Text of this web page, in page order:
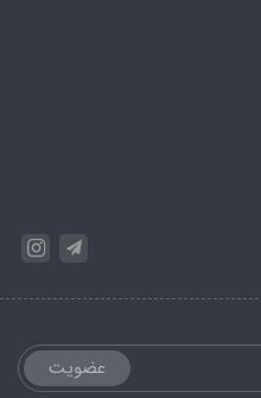
عضویت